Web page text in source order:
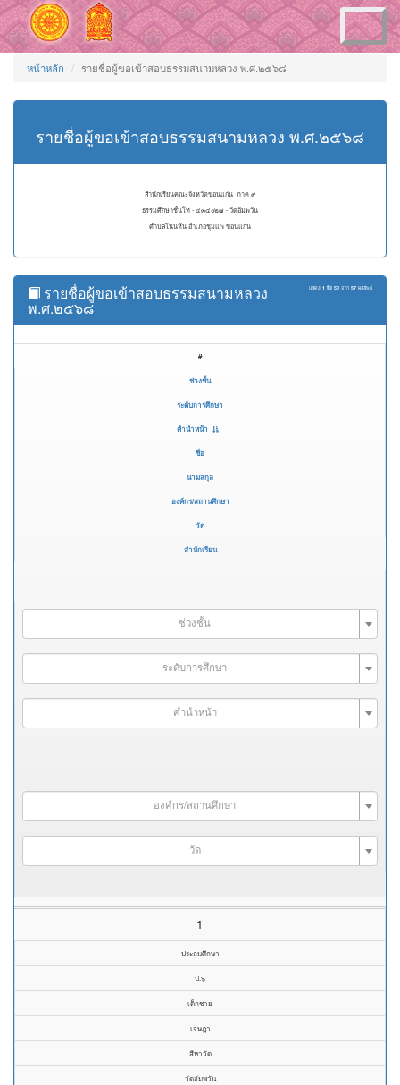
Toggle
navigation
หน้าหลัก รายชื่อผู้ขอเข้าสอบธรรมสนามหลวง พ.ศ.๒๕๖๘
รายชื่อผู้ขอเข้าสอบธรรมสนามหลวง พ.ศ.๒๕๖๘
สำนักเรียนคณะจังหวัดขอนแก่น ภาค ๙
ธรรมศึกษาชั้นโท - ๔๓๔๐๒๗ - วัดอัมพวัน
ตำบลโนนหัน อำเภอชุมแพ ขอนแก่น
แสดง 1 ถึง 50 จาก 57 ผลลัพธ์
รายชื่อผู้ขอเข้าสอบธรรมสนามหลวง
พ.ศ.๒๕๖๘
#
ช่วงชั้น
ระดับการศึกษา
คำนำหน้า
ชื่อ
นามสกุล
องค์กร/สถานศึกษา
วัด
สำนักเรียน
ช่วงชั้น
ระดับการศึกษา
คำนำหน้า
องค์กร/สถานศึกษา
วัด
1
ประถมศึกษา
ป.๖
เด็กชาย
เจษฎา
สีหาวัด
วัดอัมพวัน